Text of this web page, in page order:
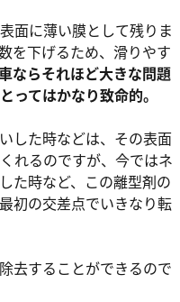
面に薄い膜として残りま
を下げるため、滑りやす
ならそれほど大きな問題
ってはかなり致命的。
した時などは、その表面
れるのですが、今ではネ
た時など、この離型剤の
初の交差点でいきなり転
去することができるので